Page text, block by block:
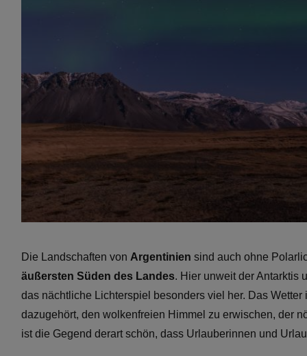
Die Landschaften von Argentinien sind auch ohne
äußersten Süden des Landes. Hier unweit der Antarktis
das nächtliche Lichterspiel besonders viel her. Das Wetter
dazugehört, den wolkenfreien Himmel zu erwischen, der
ist die Gegend derart schön, dass Urlauberinnen und